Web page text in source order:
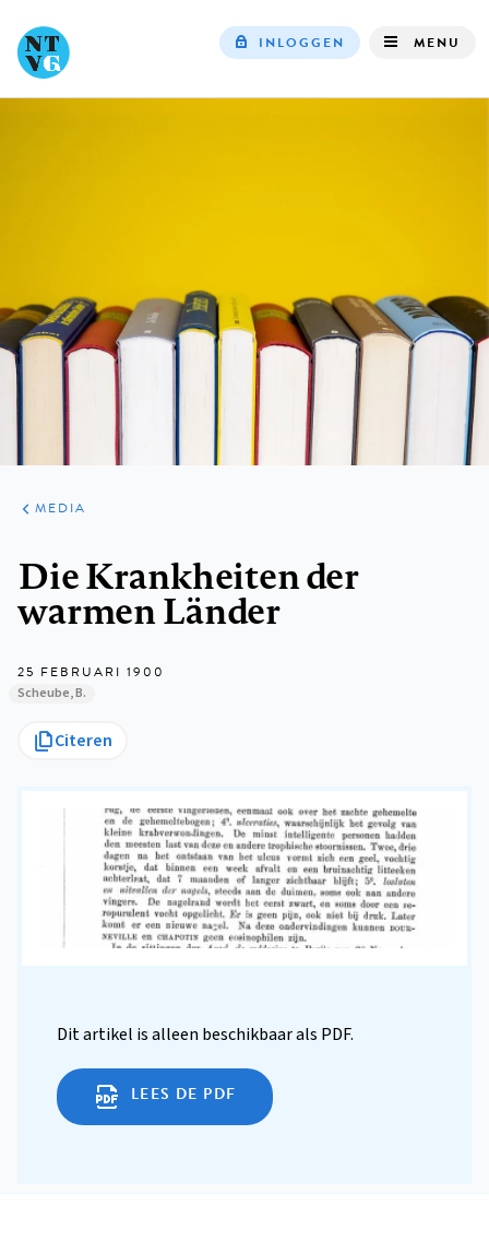
INLOGGEN MENU
ARTIKELEN
VARIA
MEDIA
Die Krankheiten der
warmen Länder
25 FEBRUARI 1900
Scheube, B.
Citeren
Dit artikel is alleen beschikbaar als PDF.
LEES DE PDF